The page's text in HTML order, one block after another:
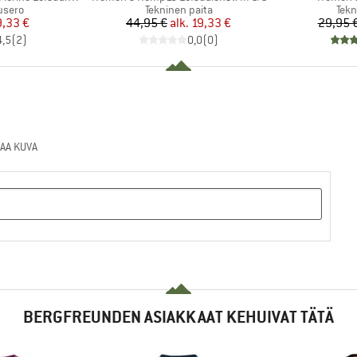
hinta
€
(2)
Tuoteryhmä
Tekninen paita
Hinta
44,95 € Alennettu hinta
alk. 19,33 €
0,0(0)
29,95
KUVA
BERGFREUNDEN ASIAKKAAT KEHUIVAT TÄTÄ